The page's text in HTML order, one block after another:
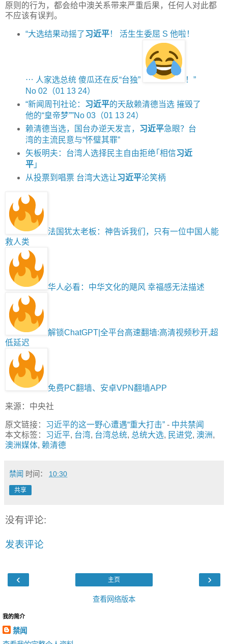
原则的行为，都会给中澳关系带来严重后果，任何人对此都
不应该有误判。
“大选结果动摇了习近平！ 活生生委屈 S 他啦！
⋯ 人家选总统 傻瓜还在反“台独”
！”
No 02（01 13 24）
“新闻周刊社论： 习近平的天敌赖清德当选 摧毁了
他的“皇帝梦””No 03（01 13 24）
赖清德当选，国台办逆天发言， 习近平急眼？台
湾的主流民意与“怀璧其罪”
矢板明夫：台湾人选择民主自由拒绝｢相信习近
平｣
从投票到唱票 台湾大选让习近平沦笑柄
法国犹太老板：神告诉我们，只有一位中国人能
救人类
华人必看：中华文化的飓风 幸福感无法描述
解锁ChatGPT|全平台高速翻墙:高清视频秒开,超
低延迟
免费PC翻墙、安卓VPN翻墙APP
来源：中央社
原文链接： 习近平的这一野心遭遇“重大打击” - 中共禁闻
本文标签： 习近平, 台湾, 台湾总统, 总统大选, 民进党, 澳洲,
澳洲媒体, 赖清德
禁闻 时间： 10:30
共享
没有评论:
发表评论
‹ ›
主页
查看网络版本
我的简介
禁闻